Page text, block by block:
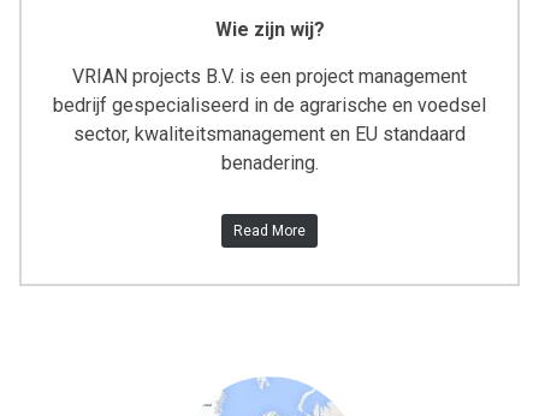
Wie zijn wij?
VRIAN projects B.V. is een project management
bedrijf gespecialiseerd in de agrarische en voedsel
sector, kwaliteitsmanagement en EU standaard
benadering.
Read More